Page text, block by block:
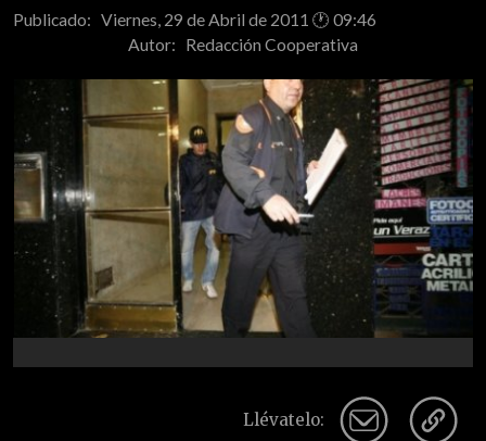
Publicado: Viernes, 29 de Abril de 2011 🕐 09:46
Autor: Redacción Cooperativa
Llévatelo: